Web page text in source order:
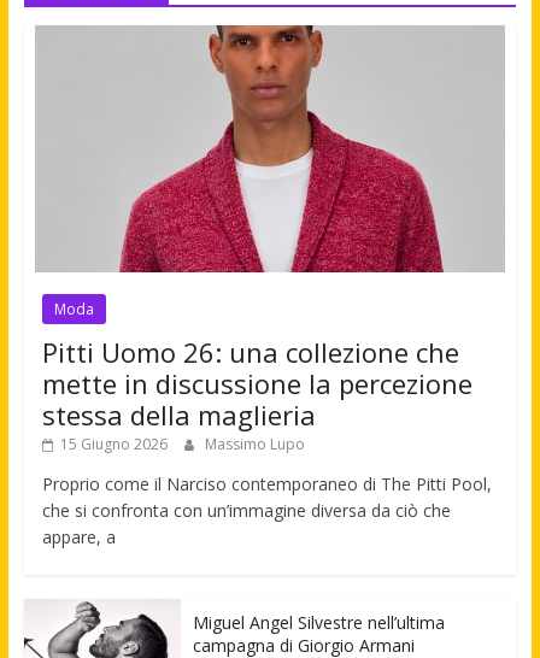
Moda
Pitti Uomo 26: una collezione che
mette in discussione la percezione
stessa della maglieria
15 Giugno 2026 Massimo Lupo
Proprio come il Narciso contemporaneo di The Pitti Pool,
che si confronta con un’immagine diversa da ciò che
appare, a
Miguel Angel Silvestre nell’ultima
campagna di Giorgio Armani